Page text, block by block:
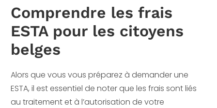
Comprendre les frais
ESTA pour les citoyens
belges
Alors que vous vous préparez à demander une
ESTA, il est essentiel de noter que les frais sont liés
au traitement et à l’autorisation de votre